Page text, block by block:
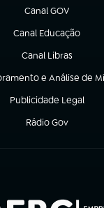
Canal GOV
(abre em nova aba)
Canal Educação
(abre em nova aba)
Canal Libras
(abre em nova aba)
e Análise de
nova aba)
Publicidade Legal
(abre em nova aba)
Rádio Gov
(abre em nova aba)